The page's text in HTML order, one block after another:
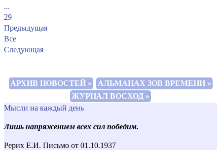
...
29
Предыдущая
Все
Следующая
АРХИВ НОВОСТЕЙ »
АЛЬМАНАХ ЗОВ ВРЕМЕНИ »
ЖУРНАЛ ВОСХОД »
Мысли на каждый день
Лишь напряжением всех сил победим.
Рерих Е.И. Письмо от 01.10.1937